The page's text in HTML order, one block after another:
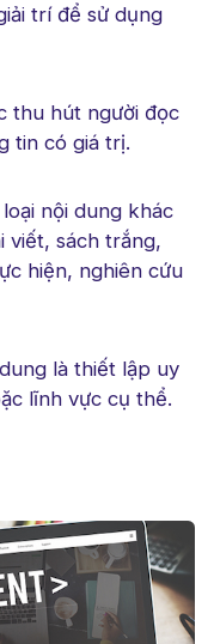
trí để sử dụng
thu hút người đọc
tin có giá trị.
nội dung khác
viết, sách trắng,
hiện, nghiên cứu
là thiết lập uy
lĩnh vực cụ thể.